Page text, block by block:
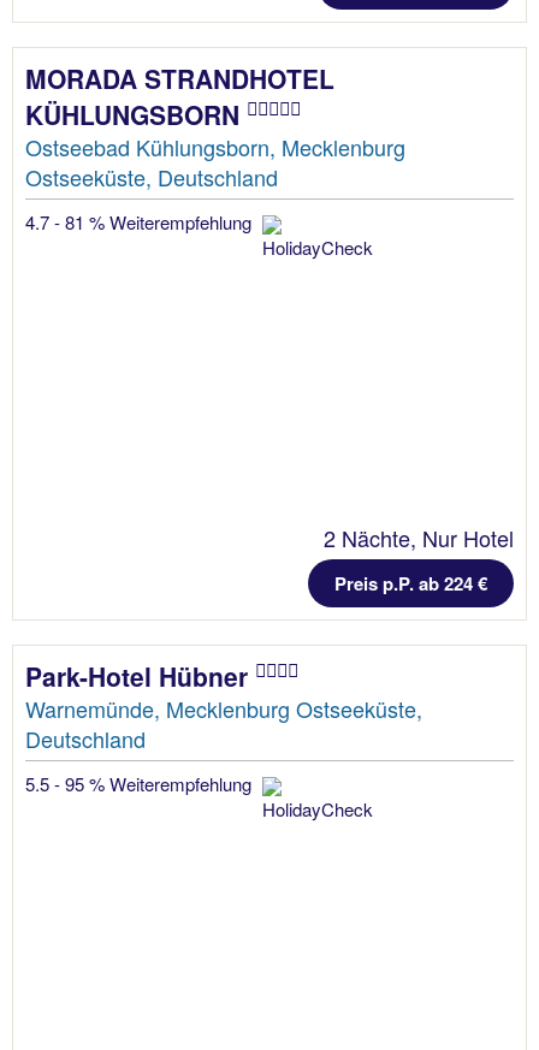
MORADA STRANDHOTEL
KÜHLUNGSBORN
Ostseebad Kühlungsborn, Mecklenburg
Ostseeküste, Deutschland
4.7 - 81 % Weiterempfehlung
2 Nächte, Nur Hotel
Preis p.P. ab 224 €
Park-Hotel Hübner
Warnemünde, Mecklenburg Ostseeküste,
Deutschland
5.5 - 95 % Weiterempfehlung